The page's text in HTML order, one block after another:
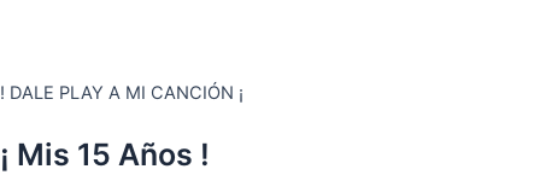
! DALE PLAY A MI CANCIÓN ¡
¡ Mis 15 Años !